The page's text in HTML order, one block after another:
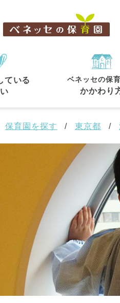
ている
ベネッセの保
かかわり
駅名 から探す
から探す
東京都 全域(44)
保育園を探す 東京都